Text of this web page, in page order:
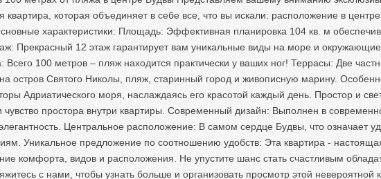
которая объединяет в себе все, что вы искали: расположение в центре
характеристики: Площадь: Эффективная планировка 104 кв. м
Прекрасный 12 этаж гарантирует вам уникальные виды на море и окружающие
100 метров – пляж находится практически у ваших ног! Террасы: Две
остров Святого Николы, пляж, старинный город и живописную марину.
Адриатического моря, наслаждаясь его красотой каждый день. Простор и
простора внутри квартиры. Современный дизайн: Выполнен в
Центральное расположение: В самом сердце Будвы, что означает
Уникальное предложение по соотношению удобств: Эта квартира -
комфорта, видов и расположения. Не упустите шанс стать счастливым
с нами, чтобы узнать больше и организовать просмотр этой невероятной